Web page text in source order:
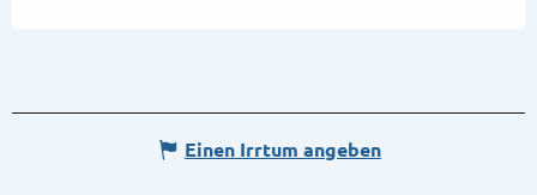
Einen Irrtum angeben